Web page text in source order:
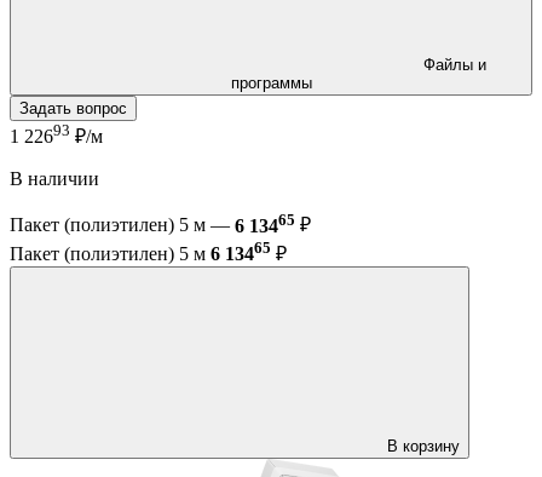
программы
Задать вопрос
1 22693 ₽/м
В наличии
Пакет (полиэтилен) 5 м — 6 13465 ₽
Пакет (полиэтилен) 5 м 6 13465 ₽
В корзину